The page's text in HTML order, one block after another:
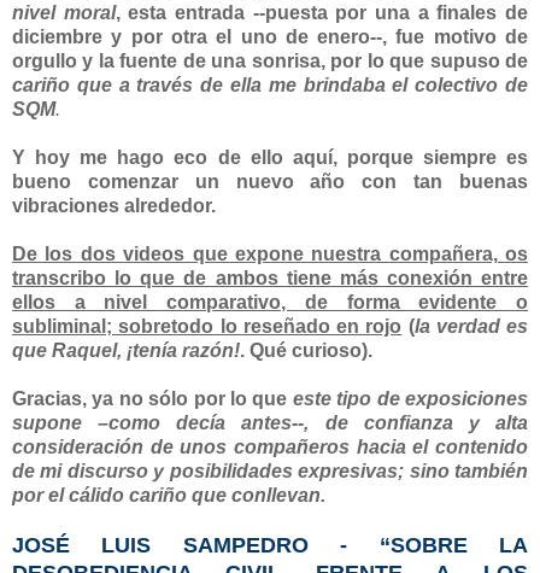
nivel moral, esta entrada --puesta por una a finales de
diciembre y por otra el uno de enero--, fue motivo de
orgullo y la fuente de una sonrisa, por lo que supuso de
cariño que a través de ella me brindaba el colectivo de
SQM.
Y hoy me hago eco de ello aquí, porque siempre es
bueno comenzar un nuevo año con tan buenas
vibraciones alrededor.
De los dos videos que expone nuestra compañera, os
transcribo lo que de ambos tienemás conexión entre
ellos a nivel comparativo, de forma evidente o
subliminal ; sobretodo lo reseñado en rojo (la verdad es
que Raquel, ¡tenía razón!. Qué curioso).
Gracias, ya no sólo por lo que este tipo de exposiciones
supone –como decía antes--, de confianza y alta
consideración de unos compañeros hacia el contenido
de mi discurso y posibilidades expresivas; sino también
por el cálido cariño que conllevan.
JOSÉ LUIS SAMPEDRO - “SOBRE LA